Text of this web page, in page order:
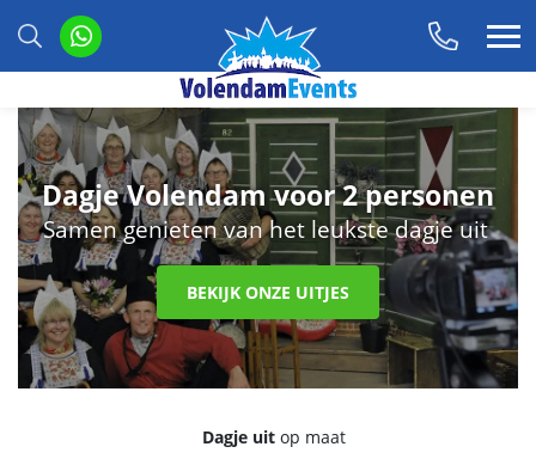
Dagje Volendam voor 2 personen
Samen genieten van het leukste dagje uit
BEKIJK ONZE UITJES
Dagje uit op maat